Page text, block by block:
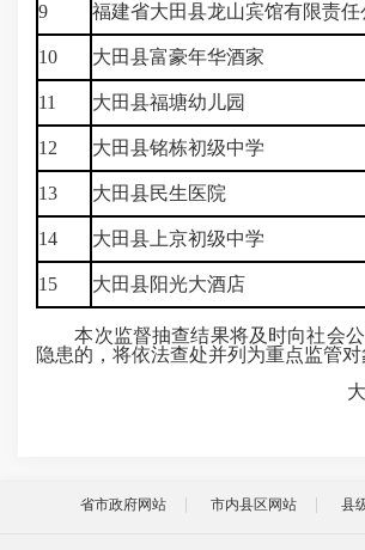
9 福建省大田县龙山宾馆有限责任
10 大田县富豪年华酒家
11 大田县福塘幼儿园
12 大田县铭栋初级中学
13 大田县民生医院
14 大田县上京初级中学
15 大田县阳光大酒店
本次监督抽查结果将及时向社会公
隐患的，将依法查处并列为重点监管对
大
省市政府网站 市内县区网站 县